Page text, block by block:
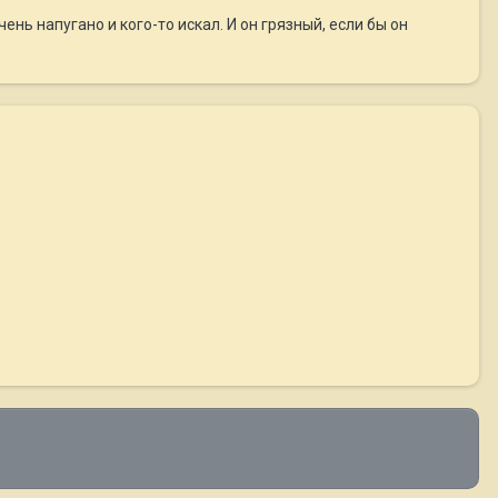
напугано и кого-то искал. И он грязный, если бы он